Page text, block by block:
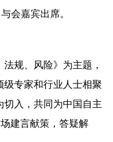
会嘉宾出席。
规、风险》为主题，
级专家和行业人士相聚
切入，共同为中国自主
建言献策，答疑解